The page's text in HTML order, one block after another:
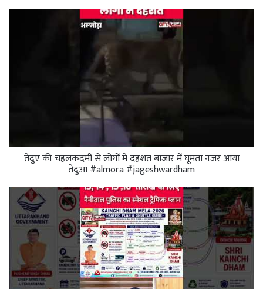
तेंदुए की चहलकदमी से लोगों में दहशत बाजार में घूमता नजर आया
तेंदुआ #almora #jageshwardham